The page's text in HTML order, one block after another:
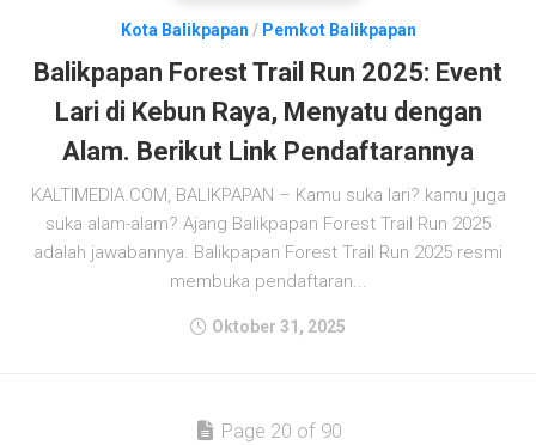
Kota Balikpapan / Pemkot Balikpapan
Balikpapan Forest Trail Run 2025: Event
Lari di Kebun Raya, Menyatu dengan
Alam. Berikut Link Pendaftarannya
KALTIMEDIA.COM, BALIKPAPAN – Kamu suka lari? kamu juga
suka alam-alam? Ajang Balikpapan Forest Trail Run 2025
adalah jawabannya. Balikpapan Forest Trail Run 2025 resmi
membuka pendaftaran...
Oktober 31, 2025
Page 20 of 90